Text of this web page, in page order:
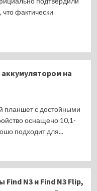
фактически
аккумулятором на
планшет с достойными
оснащено 10,1-
подходит для...
N3 и Find N3 Flip,